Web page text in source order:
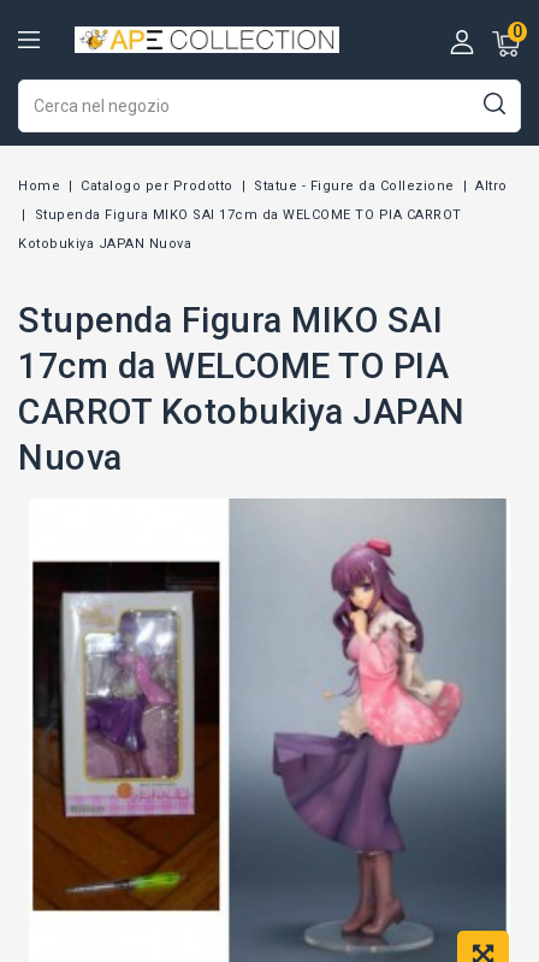
0
Home Catalogo per Prodotto Statue - Figure da Collezione
Altro
Stupenda Figura MIKO SAI 17cm da WELCOME TO PIA CARROT
Kotobukiya JAPAN Nuova
Stupenda Figura MIKO SAI
17cm da WELCOME TO PIA
CARROT Kotobukiya JAPAN
Nuova